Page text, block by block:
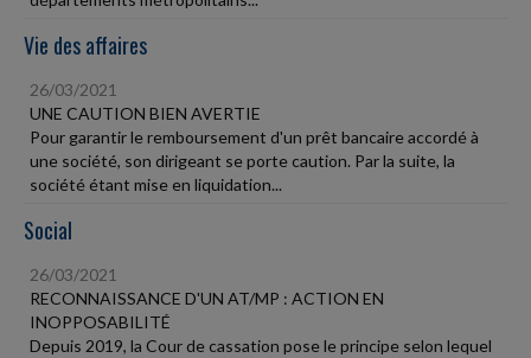
Vie des affaires
26/03/2021
UNE CAUTION BIEN AVERTIE
Pour garantir le remboursement d'un prêt bancaire accordé à
une société, son dirigeant se porte caution. Par la suite, la
société étant mise en liquidation...
Social
26/03/2021
RECONNAISSANCE D'UN AT/MP : ACTION EN
INOPPOSABILITÉ
Depuis 2019, la Cour de cassation pose le principe selon lequel